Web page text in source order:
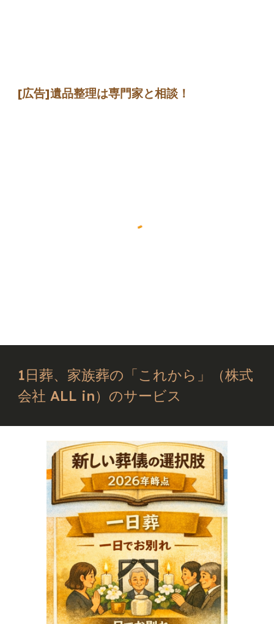
[広告]遺品整理は専門家と相談！
1日葬、家族葬の「これから」（株式
会社 ALL in）のサービス